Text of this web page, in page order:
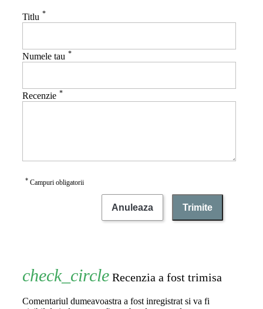
Titlu *
Numele tau *
Recenzie *
* Campuri obligatorii
Anuleaza Trimite
Recenzia a fost trimisa
Comentariul dumeavoastra a fost inregistrat si va fi